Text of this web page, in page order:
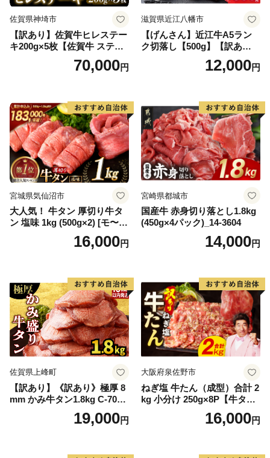
佐賀県神埼市
【訳あり】佐賀牛ヒレステー
キ200g×5枚【佐賀牛 ステー
キ ブランド肉 ヒレ肉 フィレ
肉 ジューシー ヘルシー】(H0
70,000円
滋賀県近江八幡市
【げんさん】近江牛A5ラン
ク切落し【500g】【訳あり】
12,000円
宮城県気仙沼市
大人気！ 牛タン 厚切り牛タ
ン 塩味 1kg (500g×2) [モ〜ラ
ンド 宮城県 気仙沼市 205646
60] 肉 牛肉 精肉 牛たん 牛タ
16,000円
宮崎県都城市
国産牛 赤身切り落とし1.8kg
(450g×4パック)_14-3604
14,000円
佐賀県上峰町
【訳あり】《訳あり》極厚 8
mm かみ牛タン1.8kg C-709-
19,000円
大阪府泉佐野市
ねぎ塩 牛たん（成型）合計 2
kg 小分け 250g×8P【牛タン
牛肉 焼肉用 薄切り 訳あり サ
16,000円